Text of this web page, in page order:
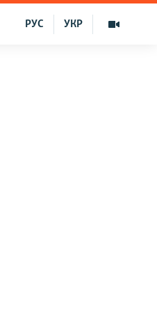
УКР
РУС